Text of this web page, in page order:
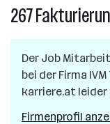
267
Der Job
bei der Firma
karriere.at
Firmenprofil